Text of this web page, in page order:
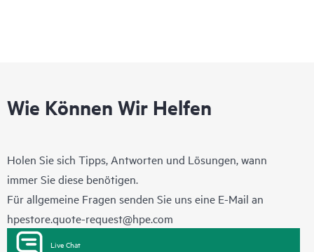
Wie Können Wir Helfen
Holen Sie sich Tipps, Antworten und Lösungen, wann
immer Sie diese benötigen.
Für allgemeine Fragen senden Sie uns eine E-Mail an
hpestore.quote-request@hpe.com
Live Chat